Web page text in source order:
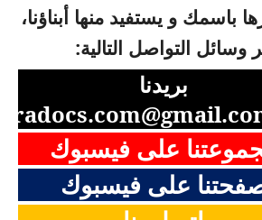
باسمك و يستفيد منها أبناؤنا،
وسائل التواصل التالية:
بريدنا
على فيسبوك
على فيسبوك